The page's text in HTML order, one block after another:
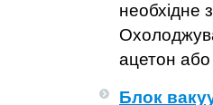
необхідне
ацетон або
Блок